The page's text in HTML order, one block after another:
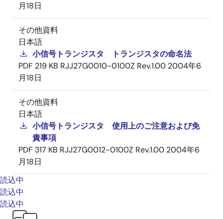
月18日
その他資料
日本語
小信号トランジスタ トランジスタの命名法
PDF 219 KB RJJ27G0010-0100Z Rev.1.00 2004年6
月18日
その他資料
日本語
小信号トランジスタ 使用上のご注意および免
責事項
PDF 317 KB RJJ27G0012-0100Z Rev.1.00 2004年6
月18日
読込中
読込中
読込中